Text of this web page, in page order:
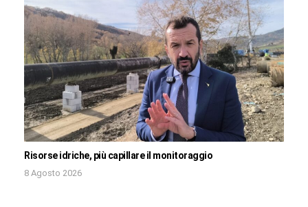
Risorse idriche, più capillare il monitoraggio
8 Agosto 2026